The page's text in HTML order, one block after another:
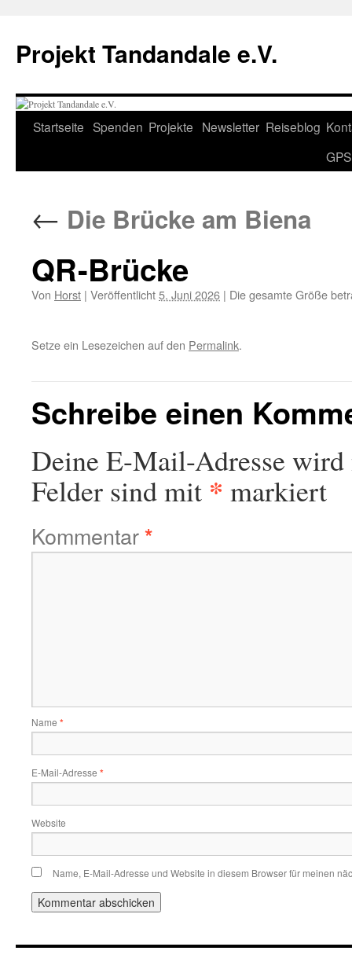
Projekt Tandandale e.V.
Zum
Startseite Spenden Projekte Newsletter Reiseblog
GPS
← Die Brücke am Biena
QR-Brücke
Von Horst | Veröffentlicht5. Juni 2026 | Die gesamte Größe
Setze ein Lesezeichen auf den Permalink.
Schreibe einen
Deine E-Mail-Adresse
Felder sind mit * markiert
Kommentar*
Name *
E-Mail-Adresse *
Website
Name, E-Mail-Adresse und Website in diesem Browser für meinen